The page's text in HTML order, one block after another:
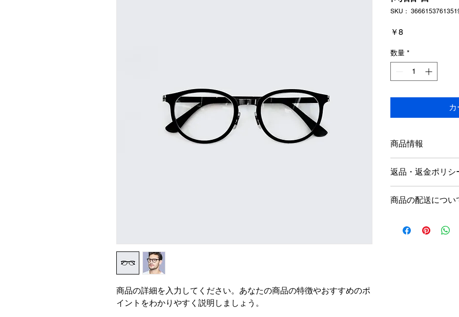
商品の詳細を入力してください。あなたの商品の特徴やおすすめのポ
イントをわかりやすく説明しましょう。
SKU：
￥8価
数量 *
商品情報
明に加え、商品の特
しましょう。
返品・返金ポリシ
満足しなかった場合
だけます。
商品の配送につい
する情報を入力して